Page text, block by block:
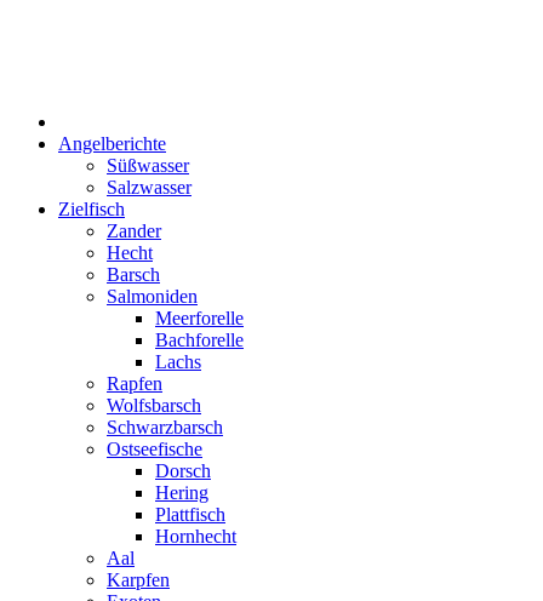
Angelberichte
Süßwasser
Salzwasser
Zielfisch
Zander
Hecht
Barsch
Salmoniden
Meerforelle
Bachforelle
Lachs
Rapfen
Wolfsbarsch
Schwarzbarsch
Ostseefische
Dorsch
Hering
Plattfisch
Hornhecht
Aal
Karpfen